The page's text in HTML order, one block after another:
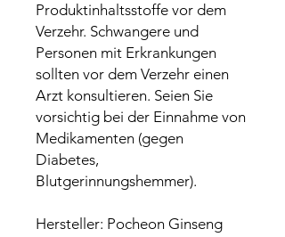
Produktinhaltsstoffe vor dem
Verzehr. Schwangere und
Personen mit Erkrankungen
sollten vor dem Verzehr einen
Arzt konsultieren. Seien Sie
vorsichtig bei der Einnahme von
Medikamenten (gegen
Diabetes,
Blutgerinnungshemmer).
Hersteller: Pocheon Ginseng